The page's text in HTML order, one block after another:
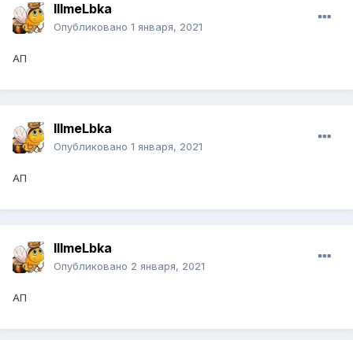
IIImeLbka
Опубликовано 1 января, 2021
АП
IIImeLbka
Опубликовано 1 января, 2021
АП
IIImeLbka
Опубликовано 2 января, 2021
АП